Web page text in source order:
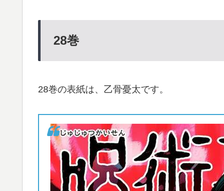
28巻
28巻の表紙は、乙骨憂太です。